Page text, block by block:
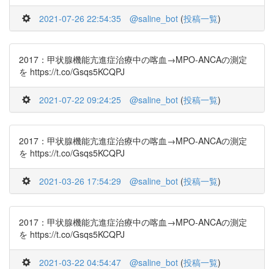
2021-07-26 22:54:35 @saline_bot (投稿一覧)
2017：甲状腺機能亢進症治療中の喀血→MPO-ANCAの測定
を https://t.co/Gsqs5KCQPJ
2021-07-22 09:24:25 @saline_bot (投稿一覧)
2017：甲状腺機能亢進症治療中の喀血→MPO-ANCAの測定
を https://t.co/Gsqs5KCQPJ
2021-03-26 17:54:29 @saline_bot (投稿一覧)
2017：甲状腺機能亢進症治療中の喀血→MPO-ANCAの測定
を https://t.co/Gsqs5KCQPJ
2021-03-22 04:54:47 @saline_bot (投稿一覧)